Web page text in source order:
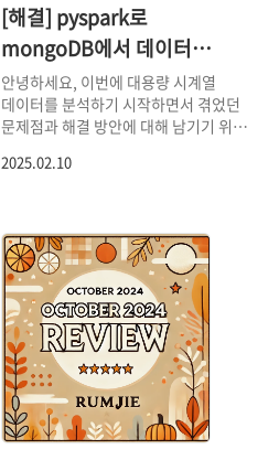
[해결] pyspark로
mongoDB에서 데이터
불러오기
안녕하세요, 이번에 대용량 시계열
데이터를 분석하기 시작하면서 겪었던
문제점과 해결 방안에 대해 남기기 위한
국내/외 개발자들은 많았으나 에러가 왜
없어 정리합니다.Environment* 사내
보안망으로 분리된 원격 서버 위에서
데이터 로딩이 필요했고, mongoDB는
사내 타 서버에 구축되어있는
상황Ubuntu 20.04python 3.10으로
셋팅한 Docker container 내부에서
작업 (다운그레이드한 3.8 환경 추가로
구축)pyspark 3.5.4mongo-spark-
connector 2.12-10.2.2bson
4.8.2mongo-driver
2025.02.10